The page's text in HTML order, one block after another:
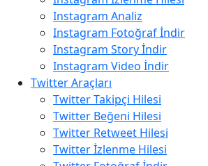
Instagram Analiz
Instagram Fotoğraf İndir
Instagram Story İndir
Instagram Video İndir
Twitter Araçları
Twitter Takipçi Hilesi
Twitter Beğeni Hilesi
Twitter Retweet Hilesi
Twitter İzlenme Hilesi